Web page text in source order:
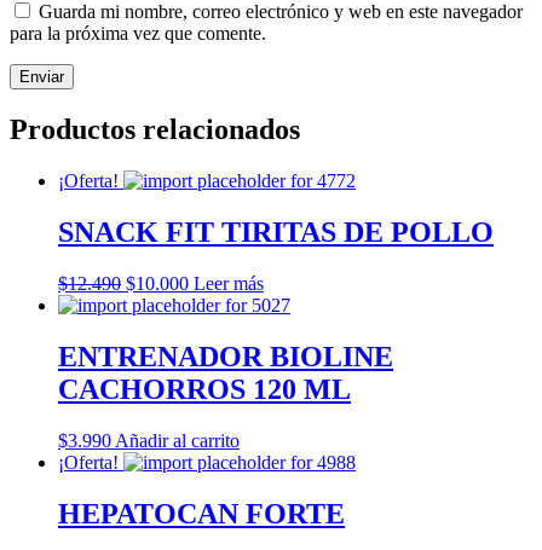
Guarda mi nombre, correo electrónico y web en este navegador
para la próxima vez que comente.
Productos relacionados
¡Oferta!
SNACK FIT TIRITAS DE POLLO
$12.490 El
precio
era:
$12.490.
$10.000El
precio
es:
$10.000.
Leer más
ENTRENADOR BIOLINE
CACHORROS 120 ML
$3.990 Añadir al carrito
¡Oferta!
HEPATOCAN FORTE